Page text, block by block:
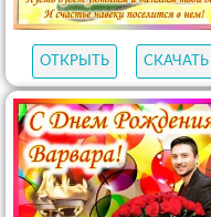
ОТКРЫТЬ СКАЧАТЬ